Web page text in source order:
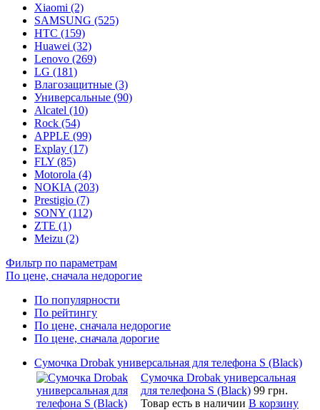
Xiaomi (2)
SAMSUNG (525)
HTC (159)
Huawei (32)
Lenovo (269)
LG (181)
Влагозащитные (3)
Универсальные (90)
Alcatel (10)
Rock (54)
APPLE (99)
Explay (17)
FLY (85)
Motorola (4)
NOKIA (203)
Prestigio (7)
SONY (112)
ZTE (1)
Meizu (2)
Фильтр по параметрам
По цене, сначала недорогие
По популярности
По рейтингу
По цене, сначала недорогие
По цене, сначала дорогие
Сумочка Drobak универсальная для телефона S (Black)
Сумочка Drobak универсальная
для телефона S (Black) 99 грн.
Товар есть в наличии В корзину